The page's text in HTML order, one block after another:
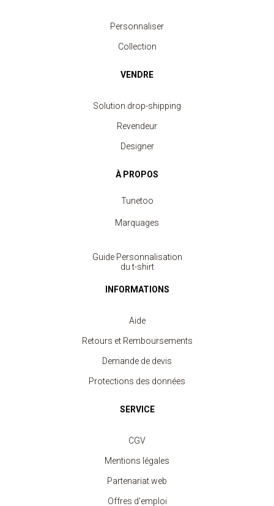
Personnaliser
Collection
VENDRE
Solution drop-shipping
Revendeur
Designer
À PROPOS
Tunetoo
Marquages
Guide Personnalisation
du t-shirt
INFORMATIONS
Aide
Retours et Remboursements
Demande de devis
Protections des données
SERVICE
CGV
Mentions légales
Partenariat web
Offres d'emploi